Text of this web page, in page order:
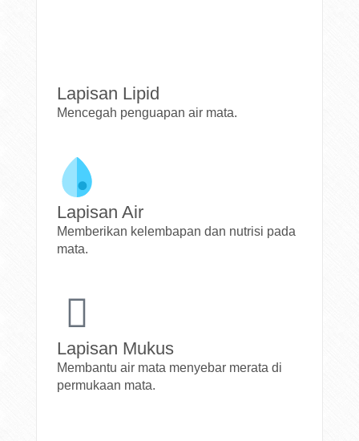
Lapisan Lipid
Mencegah penguapan air mata.
Lapisan Air
Memberikan kelembapan dan nutrisi pada
mata.
Lapisan Mukus
Membantu air mata menyebar merata di
permukaan mata.